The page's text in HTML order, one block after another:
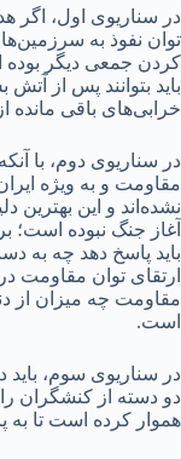
در سناریوی اول، اگر
توان نفوذ به
کردن جمعی دیگر بوده
باید بتوانند پس از
خرابی‌های باقی مانده
در سناریوی دوم، با
مقاومت و به ویژه
نشده‌اند و این
آغاز جنگ نبوده است؛
باید پاسخ دهد چه به
ارتقای توان مقاومت
مقاومت چه میزان از
است.
در سناریوی سوم، باید
دو دسته از کنشگران
هموار کرده است تا به